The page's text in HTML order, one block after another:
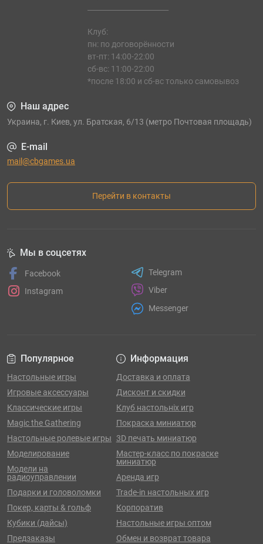
Клуб:
пн: по договорённости
вт-пт: 14:00-22:00
сб-вс: 11:00-22:00
*после 18:00 и сб-вс только самовывоз
Наш адрес
Украина, г. Киев, ул. Братская, 6/13 (метро Почтовая площадь)
E-mail
mail@cbgames.ua
Перейти в контакты
Популярное
Настольные игры
Игровые аксессуары
Классические игры
Magic the Gathering
Настольные ролевые игры
Моделирование
Модели на
радиоуправлении
Подарки и головоломки
Покер, карты & гольф
Кубики (дайсы)
Предзаказы
Информация
Доставка и оплата
Дисконт и скидки
Клуб настольніх игр
Покраска миниатюр
3D печать миниатюр
Мастер-класс по покраске
миниатюр
Аренда игр
Trade-in настольных игр
Корпоратив
Настольные игры оптом
Обмен и возврат товара
Мы в соцсетях
Facebook
Instagram
Telegram
Viber
Messenger